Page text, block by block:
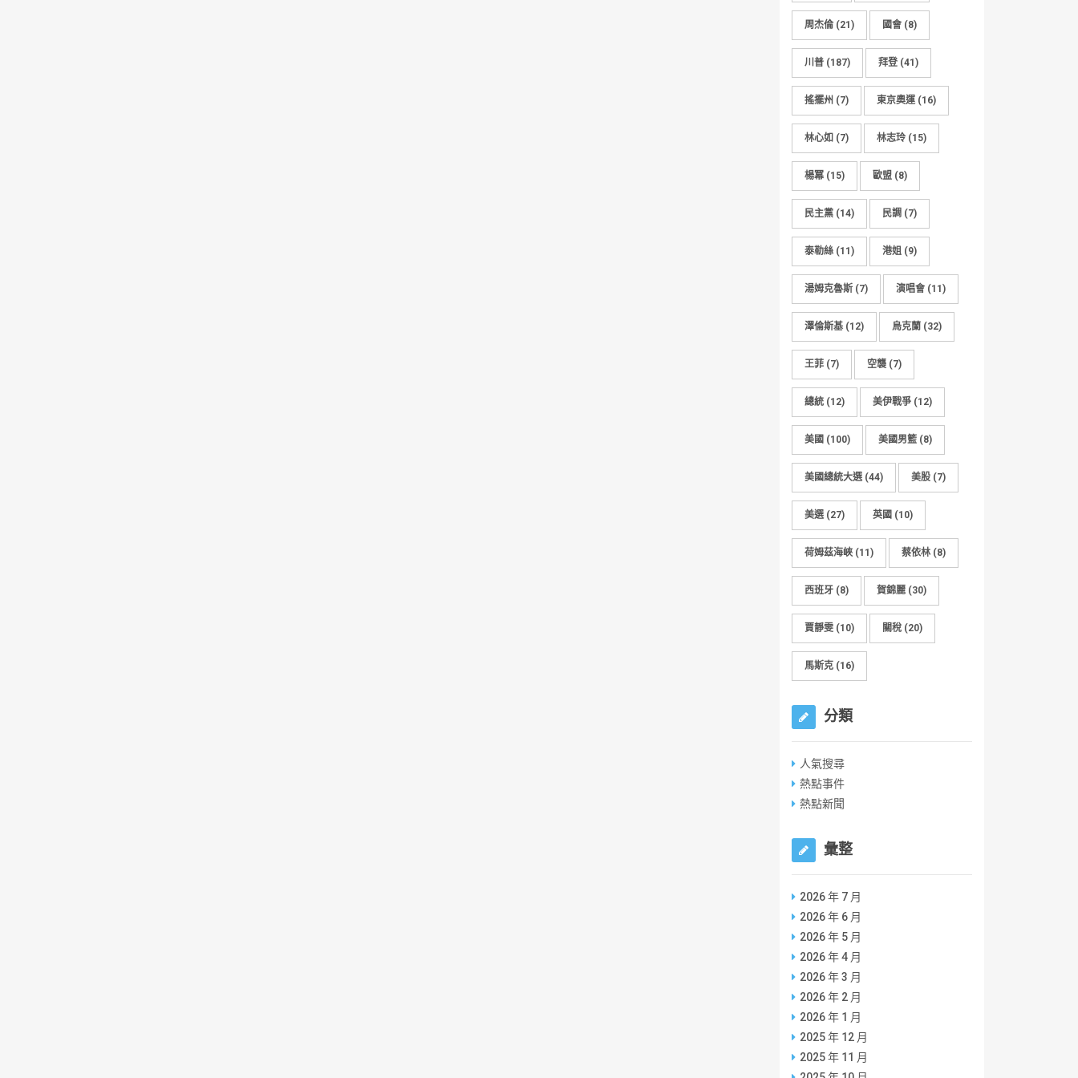
周杰倫 (21) 國會 (8)
川普 (187) 拜登 (41)
搖擺州 (7) 東京奧運(16)
林心如 (7) 林志玲 (15)
楊冪 (15) 歐盟 (8)
民主黨 (14) 民調 (7)
泰勒絲 (11) 港姐 (9)
湯姆克魯斯 (7) 演唱會 (11)
澤倫斯基 (12) 烏克蘭 (32)
王菲 (7) 空襲 (7)
總統 (12) 美伊戰爭 (12)
美國 (100) 美國男籃 (8)
美國總統大選(44) 美股 (7)
美選(27) 英國 (10)
荷姆茲海峽 (11) 蔡依林 (8)
西班牙 (8) 賀錦麗 (30)
賈靜雯 (10) 關稅 (20)
馬斯克 (16)
分類
人氣搜尋
熱點事件
熱點新聞
彙整
2026 年 7 月
2026 年 6 月
2026 年 5 月
2026 年 4 月
2026 年 3 月
2026 年 2 月
2026 年 1 月
2025 年 12 月
2025 年 11 月